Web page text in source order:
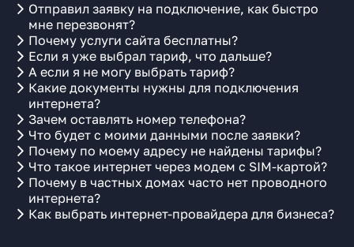
Отправил заявку на подключение, как быстро
мне перезвонят?
Почему услуги сайта бесплатны?
Если я уже выбрал тариф, что дальше?
А если я не могу выбрать тариф?
Какие документы нужны для подключения
интернета?
Зачем оставлять номер телефона?
Что будет с моими данными после заявки?
Почему по моему адресу не найдены тарифы?
Что такое интернет через модем с SIM-картой?
Почему в частных домах часто нет проводного
интернета?
Как выбрать интернет-провайдера для бизнеса?